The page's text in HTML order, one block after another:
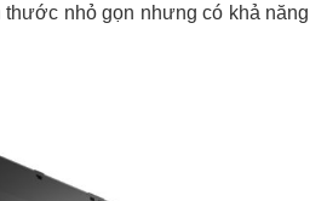
thước nhỏ gọn nhưng có khả năng